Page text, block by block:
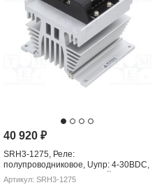
40 920 ₽
SRH3-1275, Реле:
полупроводниковое, Uупр: 4-30ВDC,
75А, 24-240ВAC, 3-фазный
Артикул: SRH3-1275